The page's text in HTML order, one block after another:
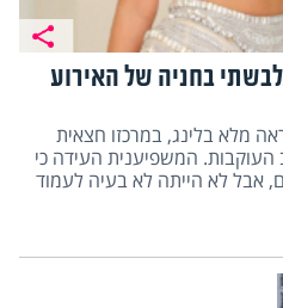
בחניה של האירוע
מלא בלינג, במרכזו חצאית
המשפיענית העידה כי
אבל לא הייתה לא בעיה לעמוד